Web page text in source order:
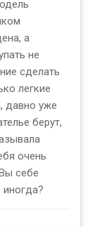
а
не
сделать
легкие
давно уже
берут,
очень
себе
иногда?